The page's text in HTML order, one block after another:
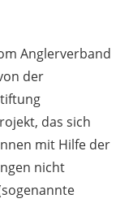
Anglerverband
der
das sich
mit Hilfe der
nicht